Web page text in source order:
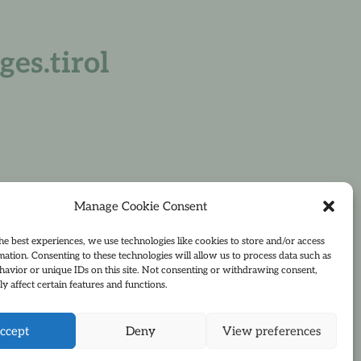
Manage Cookie Consent
best experiences, we use technologies like cookies to store and/or access
Consenting to these technologies will allow us to process data such as
or unique IDs on this site. Not consenting or withdrawing consent,
affect certain features and functions.
Deny View preferences
Preise & Service